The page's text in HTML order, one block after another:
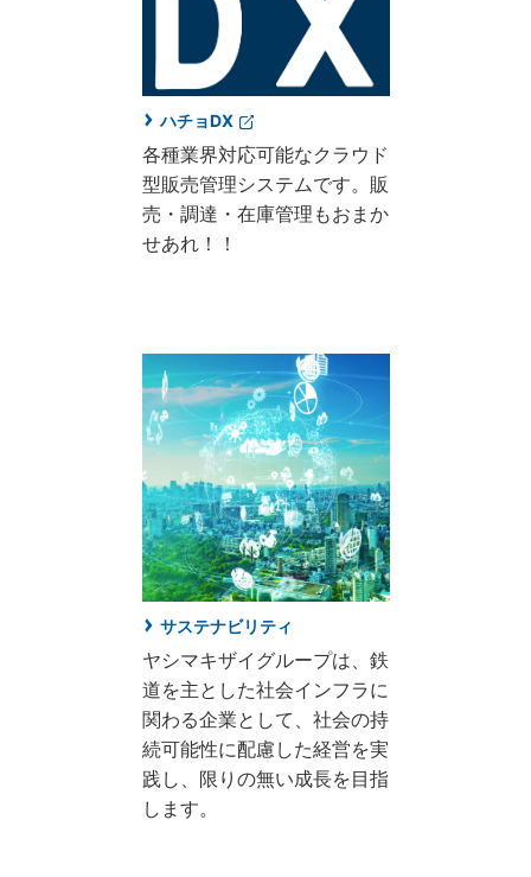
ハチョDX
各種業界対応可能なクラウド
型販売管理システムです。販
売・調達・在庫管理もおまか
せあれ！！
サステナビリティ
ヤシマキザイグループは、鉄
道を主とした社会インフラに
関わる企業として、社会の持
続可能性に配慮した経営を実
践し、限りの無い成長を目指
します。